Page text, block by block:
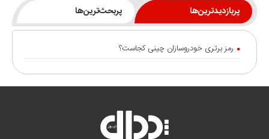
جزئیات تردد خودرو با پلاک منطقه آزاد انزلی
رشد ۱۲۰ درصدی صادرات خودروهای برقی چین
نسخه درمان «ناک» خودرو چیست؟
آغاز به کار «میز خدمات» گروه پرشیا موبیلیتی
ریزش تقاضا در مرحله جدید عرضه خودرو
پربازدیدترین‌ها پربحث‌ترین‌ها
رمز برتری خودروسازان چینی کجاست؟